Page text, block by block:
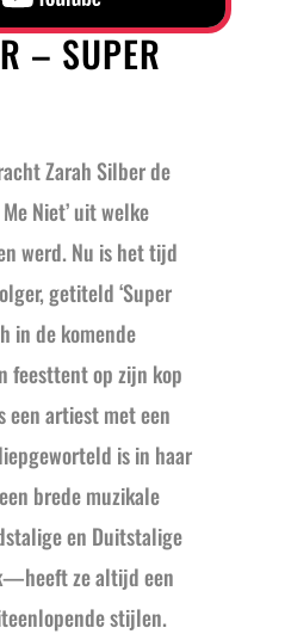
– SUPER
Zarah Silber de
Niet’ uit welke
werd. Nu is het tijd
getiteld ‘Super
in de komende
feesttent op zijn kop
een artiest met een
is in haar
brede muzikale
en Duitstalige
ze altijd een
stijlen.